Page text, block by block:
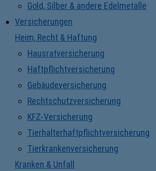
Gold, Silber & andere Edelmetalle
Versicherungen
Heim, Recht & Haftung
Hausratversicherung
Haftpflichtversicherung
Gebäudeversicherung
Rechtschutzversicherung
KFZ-Versicherung
Tierhalterhaftpflichtversicherung
Tierkrankenversicherung
Kranken & Unfall